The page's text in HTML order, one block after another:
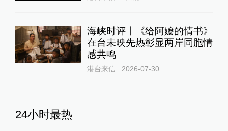
海峡时评丨《给阿嬷的情书》
在台未映先热彰显两岸同胞情
感共鸣
港台来信 2026-07-30
24小时最热